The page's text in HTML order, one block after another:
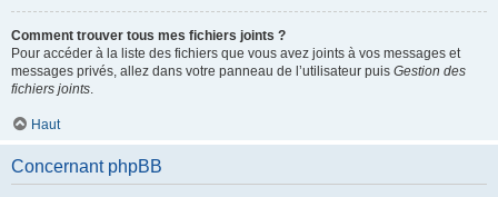
Comment trouver tous mes fichiers joints ?
Pour accéder à la liste des fichiers que vous avez joints à vos messages et
messages privés, allez dans votre panneau de l’utilisateur puis Gestion des
fichiers joints.
Haut
Concernant phpBB